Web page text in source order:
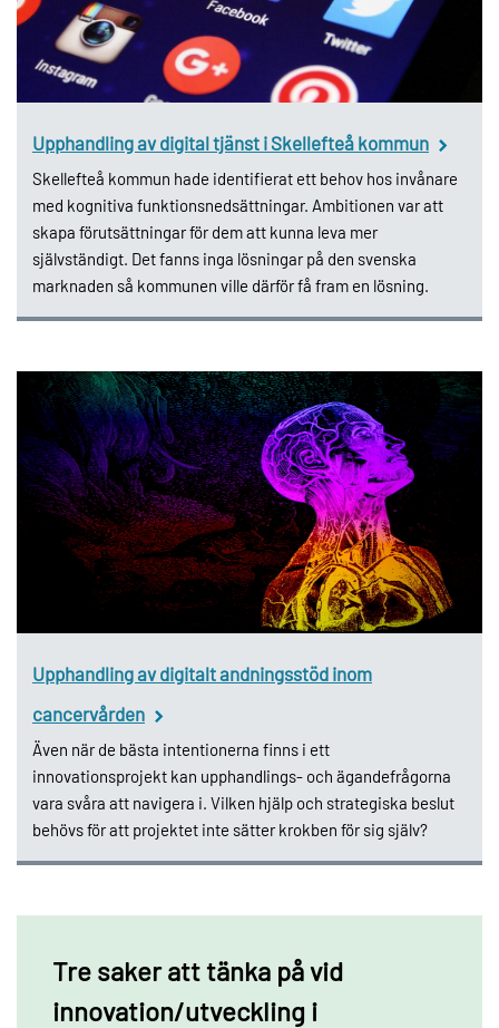
Upphandling av digital tjänst i Skellefteå kommun
Skellefteå kommun hade identifierat ett behov hos invånare
med kognitiva funktionsnedsättningar. Ambitionen var att
skapa förutsättningar för dem att kunna leva mer
självständigt. Det fanns inga lösningar på den svenska
marknaden så kommunen ville därför få fram en lösning.
Upphandling av digitalt andningsstöd inom
cancervården
Även när de bästa intentionerna finns i ett
innovationsprojekt kan upphandlings- och ägandefrågorna
vara svåra att navigera i. Vilken hjälp och strategiska beslut
behövs för att projektet inte sätter krokben för sig själv?
Tre saker att tänka på vid
innovation/utveckling i